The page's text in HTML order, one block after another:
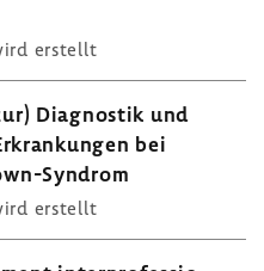
erstellt
Diagnostik und
bei
​Syndrom
erstellt